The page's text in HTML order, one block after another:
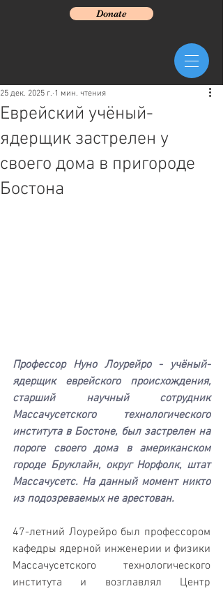
Donate
Еврейский учёный-
ядерщик застрелен у
своего дома в пригороде
Бостона
25 дек. 2025 г. 1 мин. чтения
Профессор Нуно Лоурейро - учёный-
ядерщик еврейского происхождения,
старший научный сотрудник
Массачусетского технологического
института в Бостоне, был застрелен на
пороге своего дома в американском
городе Бруклайн, округ Норфолк, штат
Массачусетс. На данный момент никто
из подозреваемых не арестован.
47-летний Лоурейро был профессором
кафедры ядерной инженерии и физики
Массачусетского технологического
института и возглавлял Центр